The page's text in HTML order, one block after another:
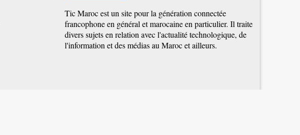
Tic Maroc est un site pour la génération connectée
francophone en général et marocaine en particulier. Il traite
divers sujets en relation avec l'actualité technologique, de
l'information et des médias au Maroc et ailleurs.